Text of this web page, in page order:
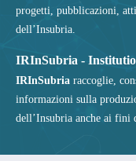
progetti, pubblicazioni,
dell’Insubria.
IRInSubria -
IRInSubria raccoglie,
informazioni sulla
dell’Insubria anche ai fini